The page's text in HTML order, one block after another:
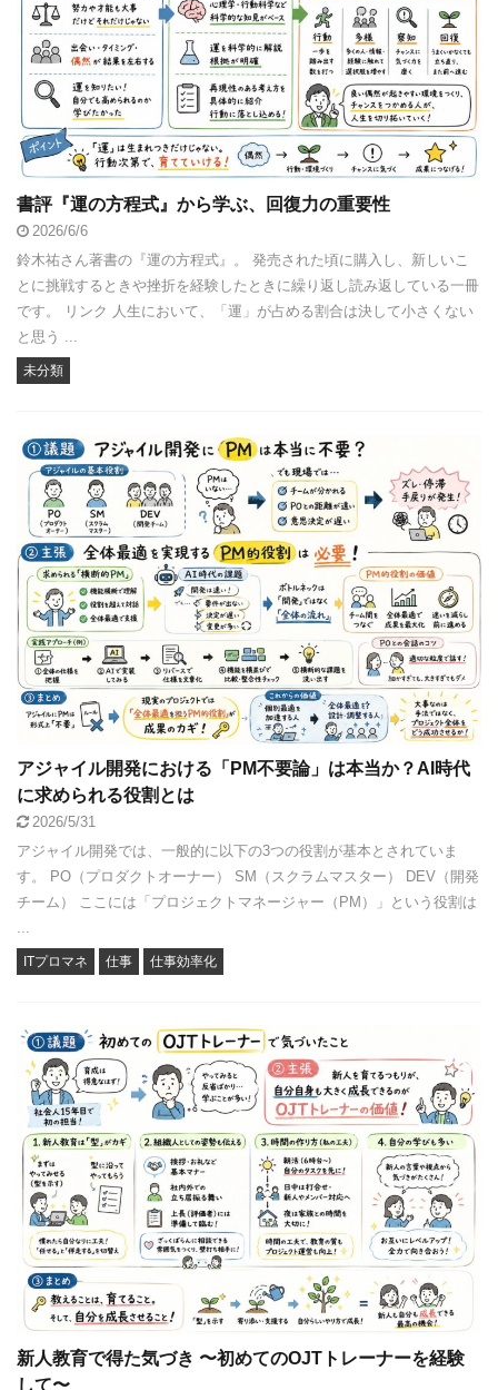
書評『運の方程式』から学ぶ、回復力の重要性
2026/6/6
鈴木祐さん著書の『運の方程式』。 発売された頃に購入し、新しいこ
とに挑戦するときや挫折を経験したときに繰り返し読み返している一冊
です。 リンク 人生において、「運」が占める割合は決して小さくない
と思う ...
未分類
アジャイル開発における「PM不要論」は本当か？AI時代
に求められる役割とは
2026/5/31
アジャイル開発では、一般的に以下の3つの役割が基本とされていま
す。 PO（プロダクトオーナー） SM（スクラムマスター） DEV（開発
チーム） ここには「プロジェクトマネージャー（PM）」という役割は
ITプロマネ 仕事 仕事効率化
新人教育で得た気づき 〜初めてのOJTトレーナーを経験
して〜